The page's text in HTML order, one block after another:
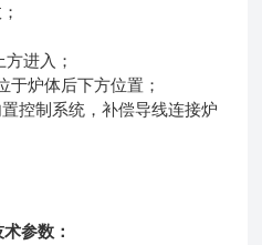
进入；
于炉体后下方位置；
控制系统，补偿导线连接炉
术参数：